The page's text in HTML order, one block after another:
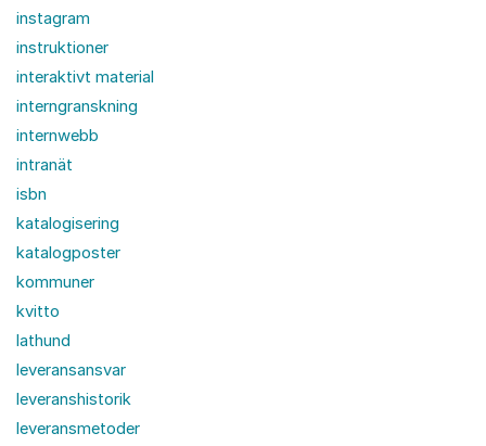
instagram
instruktioner
interaktivt material
interngranskning
internwebb
intranät
isbn
katalogisering
katalogposter
kommuner
kvitto
lathund
leveransansvar
leveranshistorik
leveransmetoder